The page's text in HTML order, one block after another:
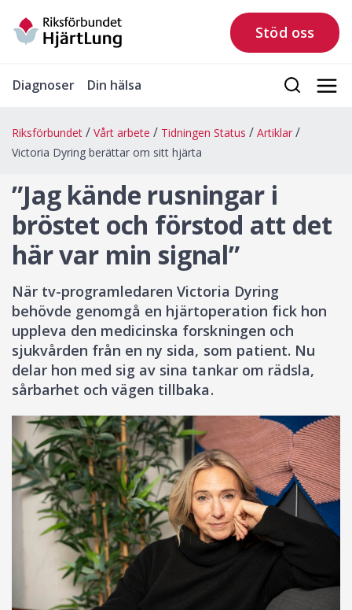
Stöd oss
Diagnoser Din hälsa
Riksförbundet Vårt arbete Tidningen Status
Artiklar
Victoria Dyring berättar om sitt hjärta
”Jag kände rusningar i
bröstet och förstod att det
här var min signal”
När tv-programledaren Victoria Dyring
behövde genomgå en hjärtoperation fick hon
uppleva den medicinska forskningen och
sjukvården från en ny sida, som patient. Nu
delar hon med sig av sina tankar om rädsla,
sårbarhet och vägen tillbaka.